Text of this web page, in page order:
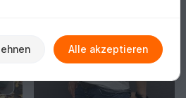
Alle akzeptieren